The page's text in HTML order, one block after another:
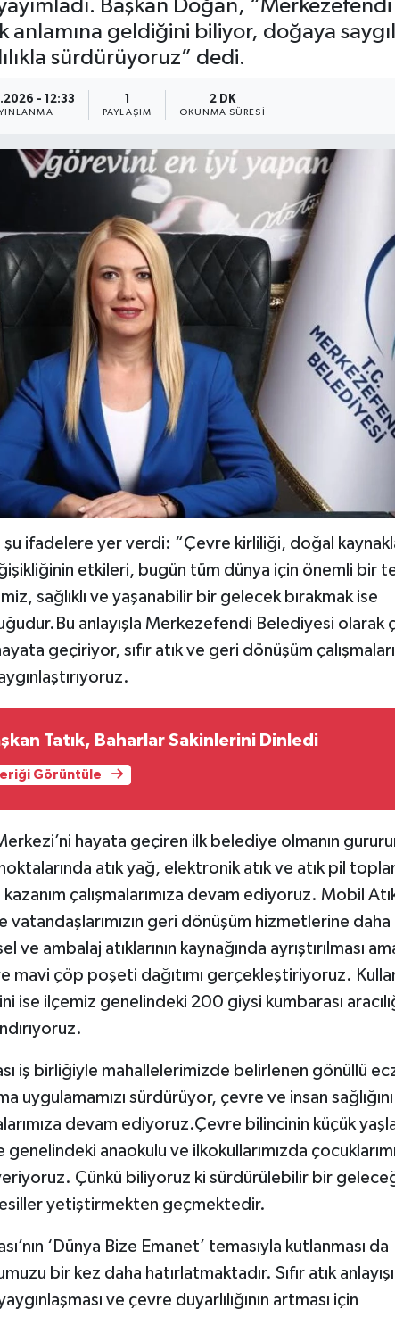
Başkan Doğan,
geldiğini biliyor, doğaya
sürdürüyoruz” dedi.
- 12:33 1
PAYLAŞIM
2 DK
OKUNMA SÜRESI
şu ifadelere yer verdi: “Çevre kirliliği, doğal
etkileri, bugün tüm dünya için önemli bir
sağlıklı ve yaşanabilir bir gelecek bırakmak ise
anlayışla Merkezefendi Belediyesi olarak
geçiriyor, sıfır atık ve geri dönüşüm
Tatık, Baharlar Sakinlerini Dinledi
Görüntüle
hayata geçiren ilk belediye olmanın
atık yağ, elektronik atık ve atık pil
çalışmalarımıza devam ediyoruz. Mobil
geri dönüşüm hizmetlerine daha
ve ambalaj atıklarının kaynağında ayrıştırılması
mavi çöp poşeti dağıtımı gerçekleştiriyoruz.
ise ilçemiz genelindeki 200 giysi kumbarası
iş birliğiyle mahallelerimizde belirlenen gönüllü
uygulamamızı sürdürüyor, çevre ve insan sağlığını
devam ediyoruz.Çevre bilincinin küçük
genelindeki anaokulu ve ilkokullarımızda
Çünkü biliyoruz ki sürdürülebilir bir
yetiştirmekten geçmektedir.
‘Dünya Bize Emanet’ temasıyla kutlanması da
bir kez daha hatırlatmaktadır. Sıfır atık
ve çevre duyarlılığının artması için